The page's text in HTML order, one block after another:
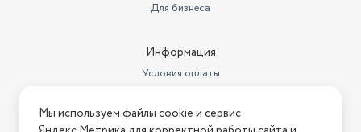
Для бизнеса
Информация
Условия оплаты
Условия возврата
Мы используем файлы cookie и сервис